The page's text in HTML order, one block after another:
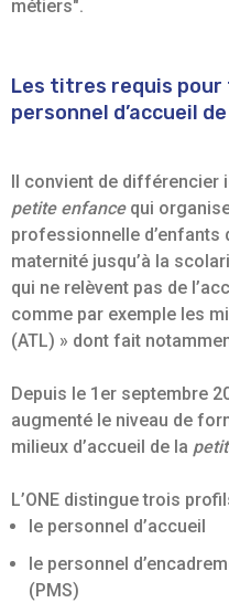
métiers".
Les titres requis
personnel d’accueil
Il convient de différencier
petite enfancequi
professionnelle d’enfants
maternité jusqu’à la
qui ne relèvent pas de
comme par exemple les
(ATL) » dont fait
Depuis le 1er septembre
augmenté le niveau de
milieux d’accueil de la
L’ONE distingue trois
le personnel d’accueil
le personnel
(PMS)